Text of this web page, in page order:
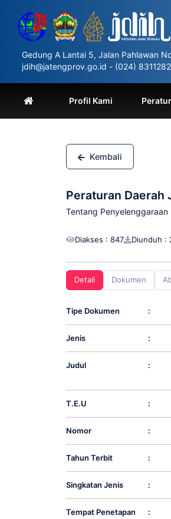
website
includes
accessibility
system.
Control-
F11
Gedung A Lantai 5, Jalan Pahlawan
jdih@jatengprov.go.id - (024) 8311282
Profil Kami
Kembali
Peraturan Daerah
Tentang
Diakses : 847 Diunduh :
Detail Dokumen
Tipe Dokumen :
Jenis :
Judul :
T.E.U :
Nomor :
Tahun Terbit :
Singkatan Jenis :
Tempat Penetapan :